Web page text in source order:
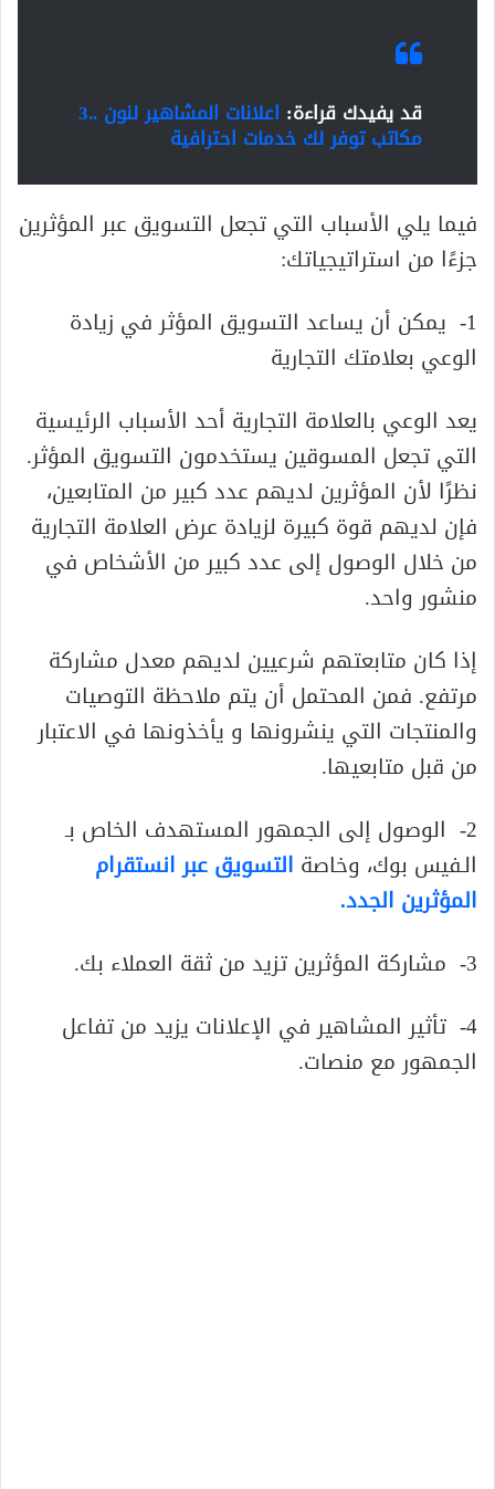
قد يفيدك قراءة: اعلانات المشاهير لنون ..3
مكاتب توفر لك خدمات احترافية
فيما يلي الأسباب التي تجعل التسويق عبر المؤثرين
جزءًا من استراتيجياتك:
1- يمكن أن يساعد التسويق المؤثر في زيادة
الوعي بعلامتك التجارية
يعد الوعي بالعلامة التجارية أحد الأسباب الرئيسية
التي تجعل المسوقين يستخدمون التسويق المؤثر.
نظرًا لأن المؤثرين لديهم عدد كبير من المتابعين،
فإن لديهم قوة كبيرة لزيادة عرض العلامة التجارية
من خلال الوصول إلى عدد كبير من الأشخاص في
منشور واحد.
إذا كان متابعتهم شرعيين لديهم معدل مشاركة
مرتفع. فمن المحتمل أن يتم ملاحظة التوصيات
والمنتجات التي ينشرونها و يأخذونها في الاعتبار
من قبل متابعيها.
2- الوصول إلى الجمهور المستهدف الخاص بـ
الـفيس بوك، وخاصة التسويق عبر انستقرام
المؤثرين الجدد.
3- مشاركة المؤثرين تزيد من ثقة العملاء بك.
4- تأثير المشاهير في الإعلانات يزيد من تفاعل
الجمهور مع منصات.